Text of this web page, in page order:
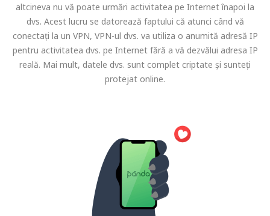
altcineva nu vă poate urmări activitatea pe Internet înapoi la
dvs. Acest lucru se datorează faptului că atunci când vă
conectați la un VPN, VPN-ul dvs. va utiliza o anumită adresă IP
pentru activitatea dvs. pe Internet fără a vă dezvălui adresa IP
reală. Mai mult, datele dvs. sunt complet criptate și sunteți
protejat online.